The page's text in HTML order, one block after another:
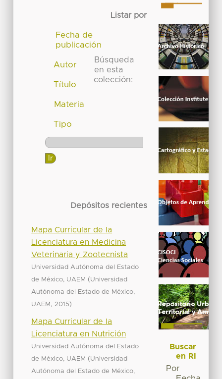
Listar por
Fecha de
publicación
Autor
Título
Materia
Tipo
Búsqueda
en esta
colección:
Depósitos recientes
Mapa Curricular de la
Licenciatura en Medicina
Veterinaria y Zootecnista
Universidad Autónoma del Estado
de México, UAEM (Universidad
Autónoma del Estado de México,
UAEM , 2015)
Mapa Curricular de la
Licenciatura en Nutrición
Universidad Autónoma del Estado
de México, UAEM (Universidad
Autónoma del Estado de México,
Buscar
en RI
Por